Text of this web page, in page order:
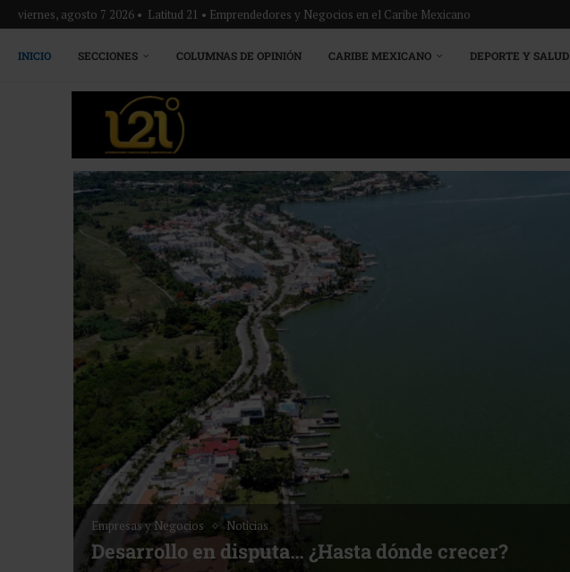
viernes, agosto 7 2026 • Latitud 21 • Emprendedores y Negocios en el Caribe Mexicano
INICIO SECCIONES COLUMNAS DE OPINIÓN CARIBE MEXICANO DEPORTE Y SALUD
Empresas y Negocios Noticias
Desarrollo en disputa… ¿Hasta dónde crecer?